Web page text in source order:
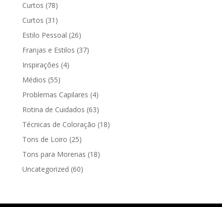
Curtos (78)
Curtos (31)
Estilo Pessoal (26)
Franjas e Estilos (37)
Inspirações (4)
Médios (55)
Problemas Capilares (4)
Rotina de Cuidados (63)
Técnicas de Coloração (18)
Tons de Loiro (25)
Tons para Morenas (18)
Uncategorized (60)